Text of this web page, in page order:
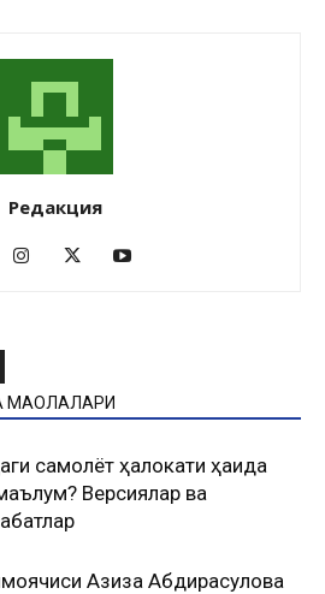
Редакция
МАҚОЛАЛАРИ
самолёт ҳалокати ҳақида
Версиялар ва
Азиза Абдирасулова